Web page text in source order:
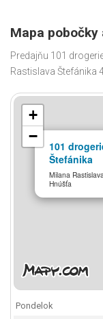
Mapa
Predajňu 101
Rastislava Štefánika
101
Štefánika
Milana
Hnúšťa
+
−
Pondelok